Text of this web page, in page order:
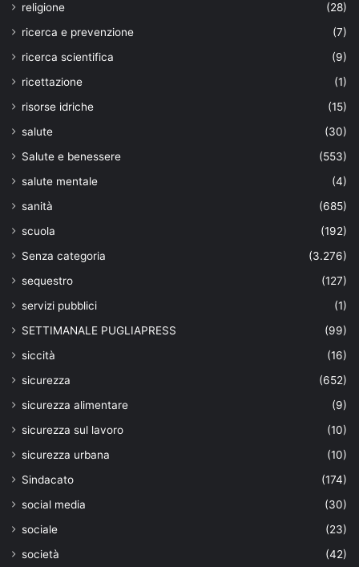
religione
(28)
ricerca e prevenzione
(7)
ricerca scientifica
(9)
ricettazione
(1)
risorse idriche
(15)
salute
(30)
Salute e benessere
(553)
salute mentale
(4)
sanità
(685)
scuola
(192)
Senza categoria
(3.276)
sequestro
(127)
servizi pubblici
(1)
SETTIMANALE PUGLIAPRESS
(99)
siccità
(16)
sicurezza
(652)
sicurezza alimentare
(9)
sicurezza sul lavoro
(10)
sicurezza urbana
(10)
Sindacato
(174)
social media
(30)
sociale
(23)
società
(42)